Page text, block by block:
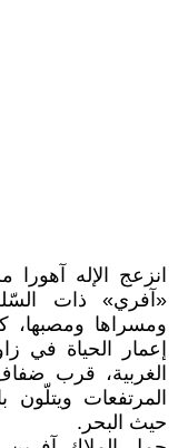
انزعج الإله آهورا
«آفري» ذات
ومسراها ومصبها،
إعمار الحياة
الغربية، قرب
المرتفعات
حيث البحر.